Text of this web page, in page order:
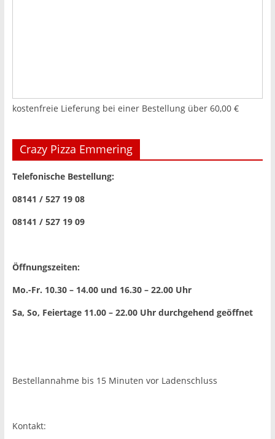
kostenfreie Lieferung bei einer Bestellung über 60,00 €
Crazy Pizza Emmering
Telefonische Bestellung:
08141 / 527 19 08
08141 / 527 19 09
Öffnungszeiten:
Mo.-Fr. 10.30 – 14.00 und 16.30 – 22.00 Uhr
Sa, So, Feiertage 11.00 – 22.00 Uhr durchgehend geöffnet
Bestellannahme bis 15 Minuten vor Ladenschluss
Kontakt: